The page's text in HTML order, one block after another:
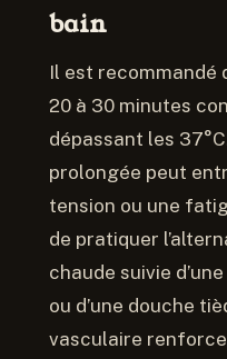
bain
Il est recommandé
20 à 30 minutes
dépassant les
prolongée peut
tension ou une
de pratiquer
chaude suivie
ou d’une douche
vasculaire